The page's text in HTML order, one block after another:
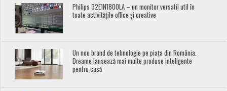
Philips 32E1N1800LA – un monitor versatil util în
toate activitățile office și creative
Un nou brand de tehnologie pe piața din România.
Dreame lansează mai multe produse inteligente
pentru casă